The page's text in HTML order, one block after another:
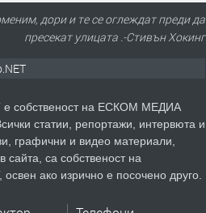
дори и те се оглеждат преди да
пресекат улицата .-Стивън Хокинг
е собственост на ЕСКОМ МЕДИА
статии, репортажи, интервюта и
графични и видео материали,
сайта, са собственост на
освен ако изрично е посочено друго.